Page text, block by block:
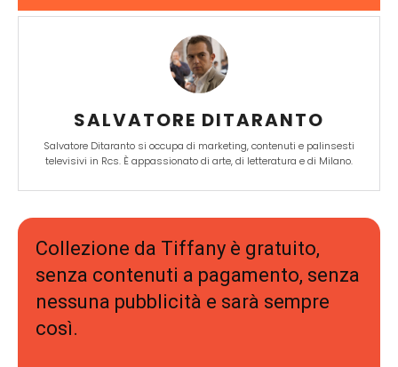
SALVATORE DITARANTO
Salvatore Ditaranto si occupa di marketing, contenuti e palinsesti
televisivi in Rcs. È appassionato di arte, di letteratura e di Milano.
Collezione da Tiffany è gratuito,
senza contenuti a pagamento, senza
nessuna pubblicità e sarà sempre
così.